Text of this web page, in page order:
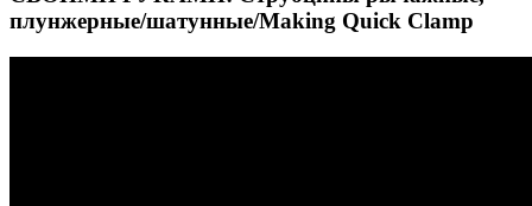
плунжерные/шатунные/Making Quick Clamp